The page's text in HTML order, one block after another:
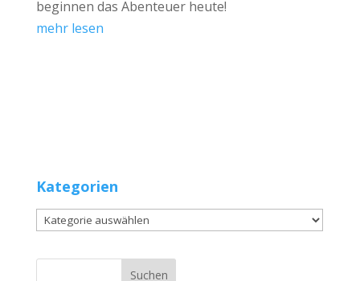
beginnen das Abenteuer heute!
mehr lesen
Kategorien
Kategorien